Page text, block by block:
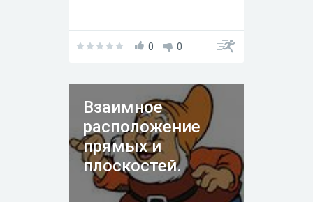
0 0
Взаимное
расположение
прямых и
плоскостей.